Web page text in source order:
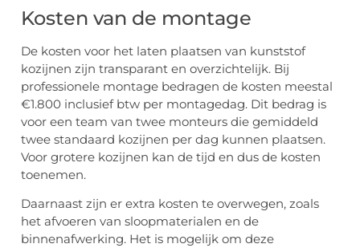
Kosten van de montage
De kosten voor het laten plaatsen van kunststof
kozijnen zijn transparant en overzichtelijk. Bij
professionele montage bedragen de kosten meestal
€1.800 inclusief btw per montagedag. Dit bedrag is
voor een team van twee monteurs die gemiddeld
twee standaard kozijnen per dag kunnen plaatsen.
Voor grotere kozijnen kan de tijd en dus de kosten
toenemen.
Daarnaast zijn er extra kosten te overwegen, zoals
het afvoeren van sloopmaterialen en de
binnenafwerking. Het is mogelijk om deze